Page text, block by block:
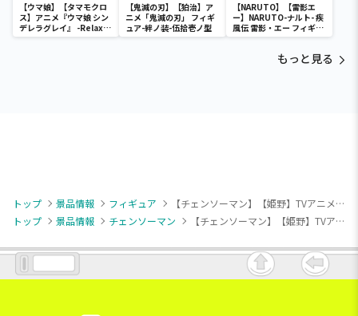
【ウマ娘】【タマモクロ
ス】アニメ『ウマ娘 シン
デレラグレイ』 -Relax
time-タマモクロス
【鬼滅の刃】【狛治】ア
ニメ「鬼滅の刃」 フィギ
ュア-絆ノ装-伍拾壱ノ型
【NARUTO】【雷影エ
ー】NARUTO-ナルト- 疾
風伝 雷影・エー フィギュ
ア～五影集結…!!～
もっと見る
トップ 景品情報 フィギュア
【チェンソーマン】【姫野】TVアニメ「チェンソーマン」 Desktop×Decorate Collections “姫野”
トップ
景品情報 チェンソーマン 【チェンソーマン】【姫野】TVアニメ「チェンソーマン」 Desktop×Decorate Collections “姫野”